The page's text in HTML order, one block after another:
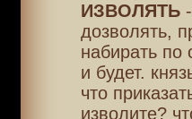
ИЗВОЛЯТЬ-
дозволять,
набирать
и будет.
что
изволите?